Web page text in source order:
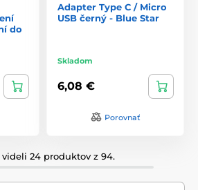
do
Adapter Type C / Micro
USB černý - Blue Star
Skladom
6,08 €
Porovnať
videli 24 produktov z 94.